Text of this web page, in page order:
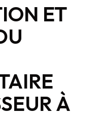
ET
À